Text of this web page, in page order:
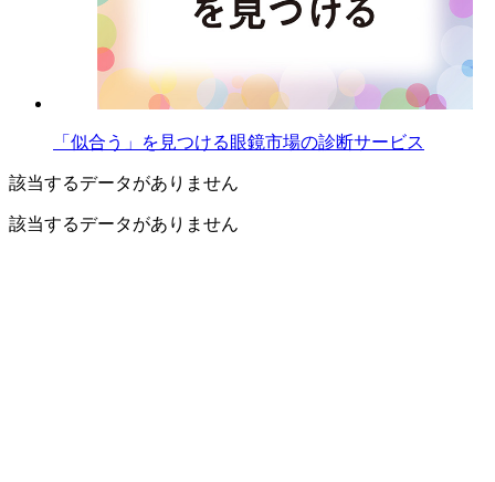
「似合う」を見つける眼鏡市場の診断サービス
該当するデータがありません
該当するデータがありません